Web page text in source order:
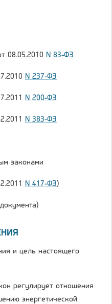
08.05.2010 N 83-ФЗ
N 237-ФЗ
N 200-ФЗ
N 383-ФЗ
законами
N 417-ФЗ)
и цель настоящего
регулирует отношения
энергетической